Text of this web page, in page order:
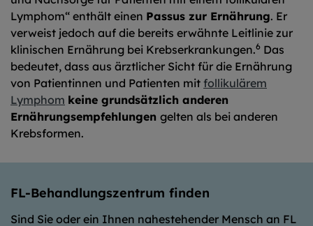
Lymphom“ enthält einen Passus zur Ernährung. Er
verweist jedoch auf die bereits erwähnte Leitlinie zur
klinischen Ernährung bei Krebserkrankungen.6 Das
bedeutet, dass aus ärztlicher Sicht für die Ernährung
von Patientinnen und Patienten mit follikulärem
Lymphom keine grundsätzlich anderen
Ernährungsempfehlungen gelten als bei anderen
Krebsformen.
FL-Behandlungszentrum finden
Sind Sie oder ein Ihnen nahestehender Mensch an FL